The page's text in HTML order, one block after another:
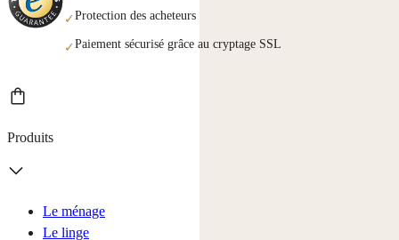
✓Protection des acheteurs
✓Paiement sécurisé grâce au cryptage SSL
Produits
Le ménage
Le linge